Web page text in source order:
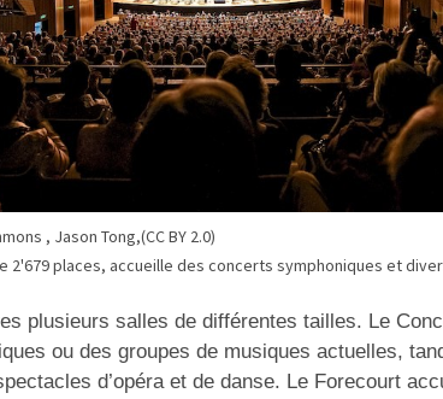
, Jason Tong,(CC BY 2.0)
2'679 places, accueille des concerts symphoniques et
plusieurs salles de différentes tailles. Le
ou des groupes de musiques actuelles,
d’opéra et de danse. Le Forecourt